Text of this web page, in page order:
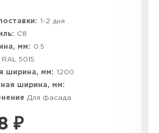
1-2 дня
C8
мм:
0.5
RAL 5015
ширина, мм: 1200
ширина, мм:
Для фасада
₽